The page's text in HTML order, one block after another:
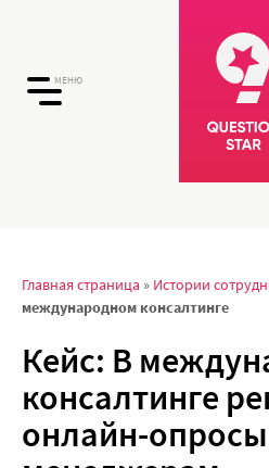
МЕНЮ
Главная страница » Истории
международном консалтинге
Кейс: В
консалтинге
онлайн-